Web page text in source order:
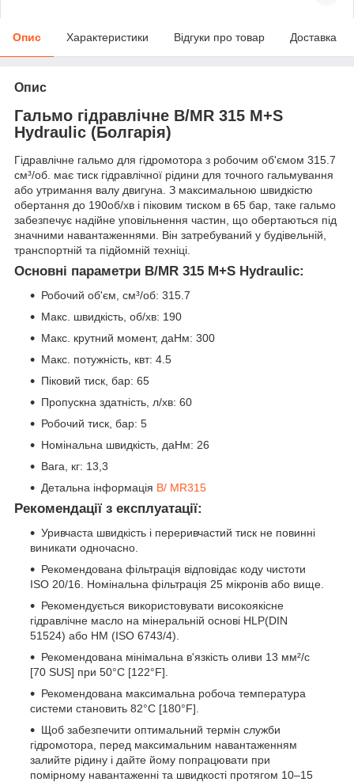
Опис Характеристики Відгуки про товар Доставка
Опис
Гальмо гідравлічне B/MR 315 M+S
Hydraulic (Болгарія)
Гідравлічне гальмо для гідромотора з робочим об'ємом 315.7
см³/об. має тиск гідравлічної рідини для точного гальмування
або утримання валу двигуна. З максимальною швидкістю
обертання до 190об/хв і піковим тиском в 65 бар, таке гальмо
забезпечує надійне уповільнення частин, що обертаються під
значними навантаженнями. Він затребуваний у будівельній,
транспортній та підйомній техніці.
Основні параметри B/MR 315 M+S Hydraulic:
Робочий об'єм, см³/об: 315.7
Макс. швидкість, об/хв: 190
Макс. крутний момент, даНм: 300
Макс. потужність, квт: 4.5
Піковий тиск, бар: 65
Пропускна здатність, л/хв: 60
Робочий тиск, бар: 5
Номінальна швидкість, даНм: 26
Вага, кг: 13,3
Детальна інформація B/ MR315
Рекомендації з експлуатації:
Уривчаста швидкість і переривчастий тиск не повинні
виникати одночасно.
Рекомендована фільтрація відповідає коду чистоти
ISO 20/16. Номінальна фільтрація 25 мікронів або вище.
Рекомендується використовувати високоякісне
гідравлічне масло на мінеральній основі HLP(DIN
51524) або HM (ISO 6743/4).
Рекомендована мінімальна в'язкість оливи 13 мм²/с
[70 SUS] при 50°C [122°F].
Рекомендована максимальна робоча температура
системи становить 82°C [180°F].
Щоб забезпечити оптимальний термін служби
гідромотора, перед максимальним навантаженням
залийте рідину і дайте йому попрацювати при
помірному навантаженні та швидкості протягом 10–15